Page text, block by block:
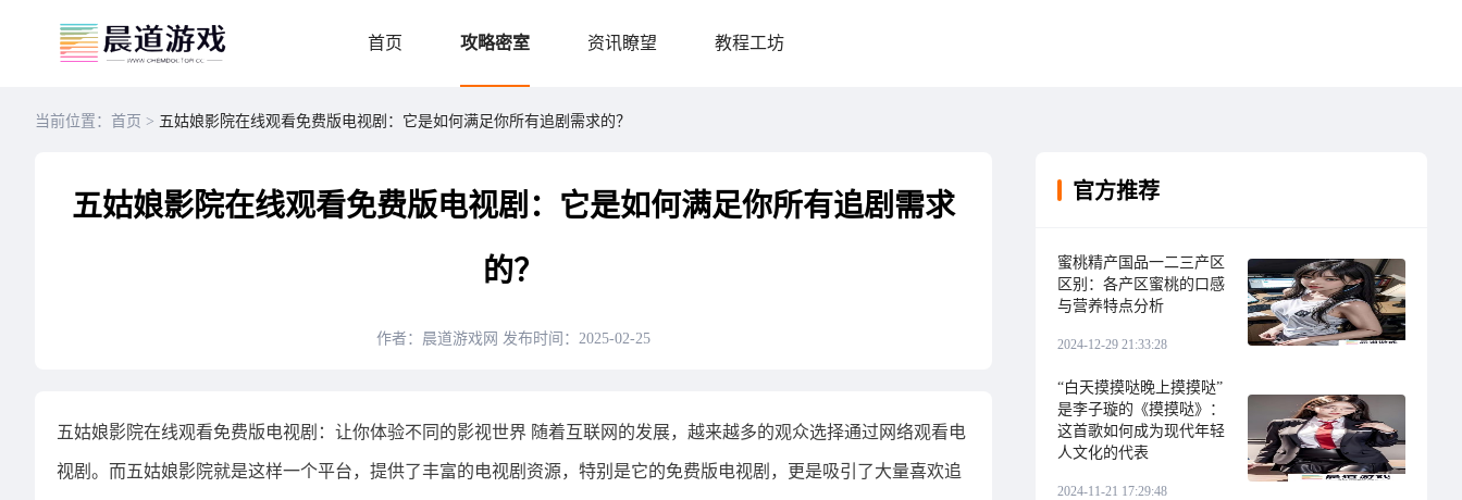
首页 攻略密室 资讯瞭望 教程工坊
当前位置：首页 > 五姑娘影院在线观看免费版电视剧：它是如何满足你所有追剧需求的？
五姑娘影院在线观看免费版电视剧：它是如何满足你所有追剧需求
的？
作者：晨道游戏网 发布时间：2025-02-25
五姑娘影院在线观看免费版电视剧：让你体验不同的影视世界 随着互联网的发展，越来越多的观众选择通过网络观看电
视剧。而五姑娘影院就是这样一个平台，提供了丰富的电视剧资源，特别是它的免费版电视剧，更是吸引了大量喜欢追
官方推荐
蜜桃精产国品一二三产区
区别：各产区蜜桃的口感
与营养特点分析
2024-12-29 21:33:28
“白天摸摸哒晚上摸摸哒”
是李子璇的《摸摸哒》：
这首歌如何成为现代年轻
人文化的代表
2024-11-21 17:29:48